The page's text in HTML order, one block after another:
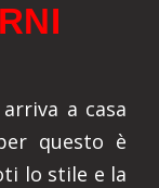
a casa
questo è
lo stile e la